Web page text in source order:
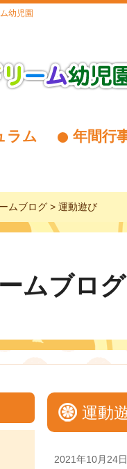
幼児園
ラム 年間行
ムブログ > 運動遊び
ムブログ
運動
Posted
2021年10月24日